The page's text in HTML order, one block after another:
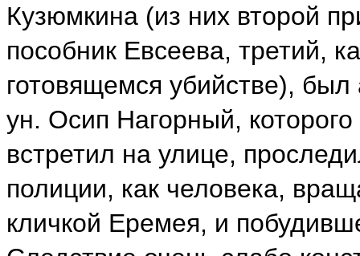
Кузюмкина (из них второй
пособник Евсеева, третий,
готовящемся убийстве),
ун. Осип Нагорный,
встретил на улице,
полиции, как человека,
кличкой Еремея, и